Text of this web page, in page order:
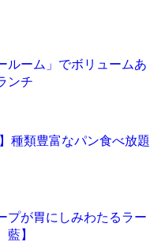
ルーム」でボリュームあ
ンチ
種類豊富なパン食べ放題
プが胃にしみわたるラー
】